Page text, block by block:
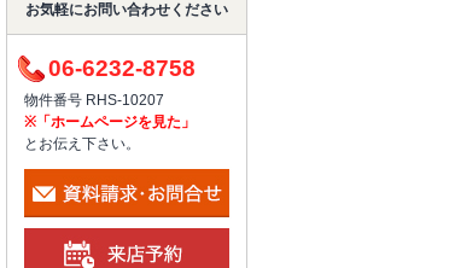
お気軽にお問い合わせください
06-6232-8758
物件番号 RHS-10207
※「ホームページを見た」
とお伝え下さい。